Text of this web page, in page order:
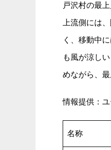
戸沢村の最
上流側には
く、移動中
も風が涼し
めながら、
情報提供：
名称